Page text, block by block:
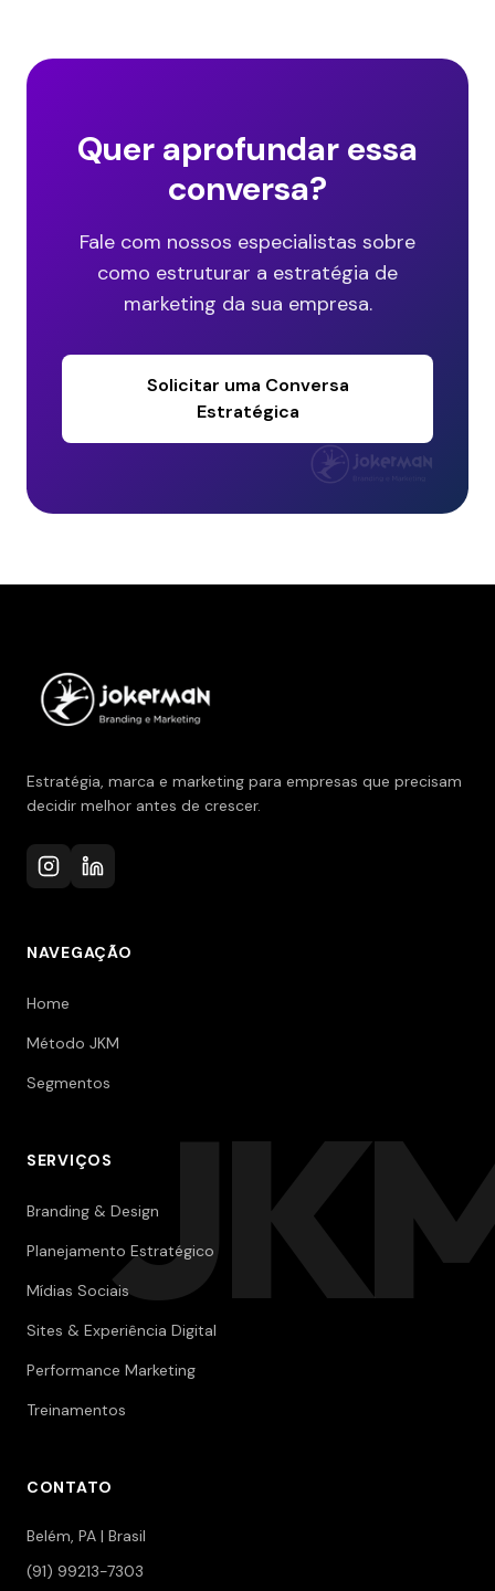
Quer aprofundar essa
conversa?
Fale com nossos especialistas sobre
como estruturar a estratégia de
marketing da sua empresa.
Solicitar uma Conversa
Estratégica
Estratégia, marca e marketing para empresas que precisam
decidir melhor antes de crescer.
NAVEGAÇÃO
Home
Método JKM
Segmentos
SERVIÇOS
Branding & Design
Planejamento Estratégico
Mídias Sociais
Sites & Experiência Digital
Performance Marketing
Treinamentos
CONTATO
Belém, PA | Brasil
(91) 99213-7303